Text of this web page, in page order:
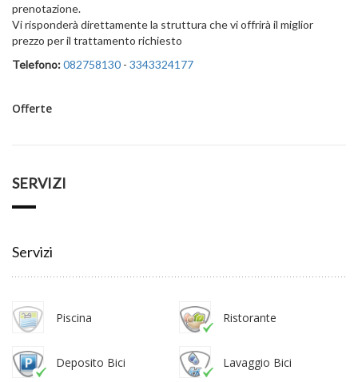
prenotazione.
Vi risponderà direttamente la struttura che vi offrirà il miglior
prezzo per il trattamento richiesto
Telefono:082758130 - 3343324177
Offerte
SERVIZI
Servizi
Piscina Ristorante
Deposito Bici Lavaggio Bici